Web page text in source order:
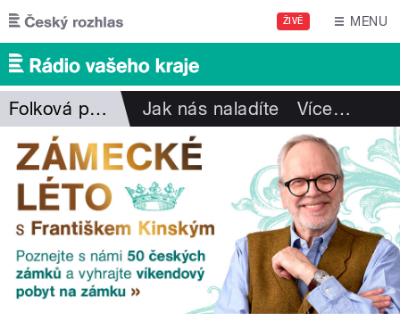
Přejít k hlavnímu obsahu
ŽIVĚ MENU
Folková pohlazení Jak nás naladíte Více…